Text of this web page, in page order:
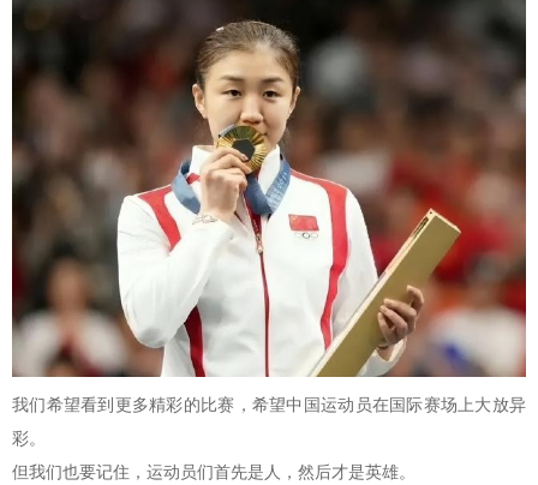
我们希望看到更多精彩的比赛，希望中国运动员在国际赛场上大放异
彩。
但我们也要记住，运动员们首先是人，然后才是英雄。